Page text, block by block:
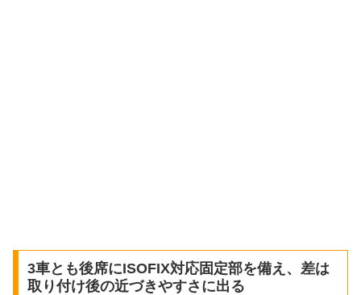
3車とも後席にISOFIX対応固定部を備え、差は
取り付け後の近づきやすさに出る